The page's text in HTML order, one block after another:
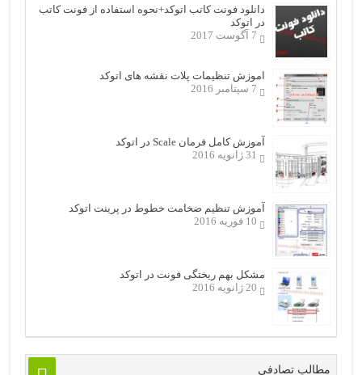
دانلود فونت کاتب اتوکد+نحوه استفاده از فونت کاتب
در اتوکد
7 آگوست 2017
اموزش تنظیمات پلات نقشه های اتوکد
7 سپتامبر 2016
آموزش کامل فرمان Scale در اتوکد
31 ژانویه 2016
آموزش تنظیم ضخامت خطوط در پرینت اتوکد
10 فوریه 2016
مشکل بهم ریختگی فونت در اتوکد
20 ژانویه 2016
مطالب تصادفی